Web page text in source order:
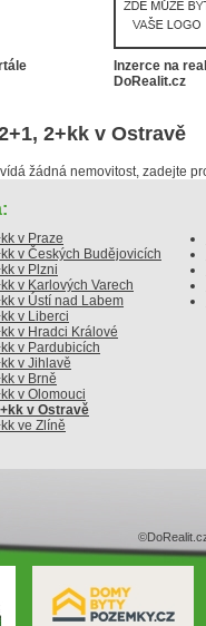
Inzerce na
DoRealit.cz
2+kk v Ostravě
žádná nemovitost, zadejte
v Praze
v Českých Budějovicích
v Plzni
v Karlových Varech
v Ústí nad Labem
v Liberci
v Hradci Králové
v Pardubicích
v Jihlavě
v Brně
v Olomouci
v Ostravě
ve Zlíně